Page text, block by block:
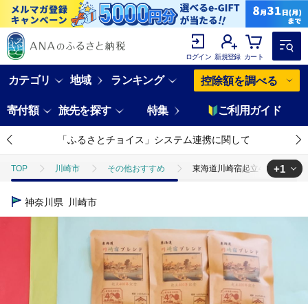
ログイン 新規登録 カート
カテゴリ 地域 ランキング 控除額を調べる
寄付額 旅先を探す 特集 ご利用ガイド
「ふるさとチョイス」システム連携に関して
TOP 川崎市 その他おすすめ 東海道川崎宿起立400年記念
TOP
+1
神奈川県 川崎市